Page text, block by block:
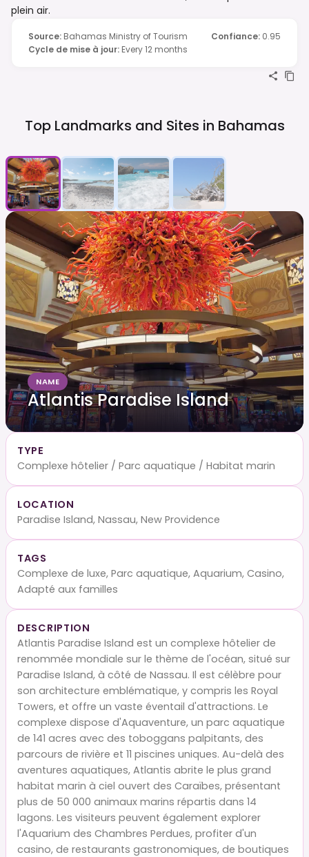
plein air.
Source: Bahamas Ministry of Tourism Confiance: 0.95
Cycle de mise à jour: Every 12 months
Top Landmarks and Sites in Bahamas
NAME
Atlantis Paradise Island
TYPE
Complexe hôtelier / Parc aquatique / Habitat marin
LOCATION
Paradise Island, Nassau, New Providence
TAGS
Complexe de luxe, Parc aquatique, Aquarium, Casino,
Adapté aux familles
DESCRIPTION
Atlantis Paradise Island est un complexe hôtelier de
renommée mondiale sur le thème de l'océan, situé sur
Paradise Island, à côté de Nassau. Il est célèbre pour
son architecture emblématique, y compris les Royal
Towers, et offre un vaste éventail d'attractions. Le
complexe dispose d'Aquaventure, un parc aquatique
de 141 acres avec des toboggans palpitants, des
parcours de rivière et 11 piscines uniques. Au-delà des
aventures aquatiques, Atlantis abrite le plus grand
habitat marin à ciel ouvert des Caraïbes, présentant
plus de 50 000 animaux marins répartis dans 14
lagons. Les visiteurs peuvent également explorer
l'Aquarium des Chambres Perdues, profiter d'un
casino, de restaurants gastronomiques, de boutiques